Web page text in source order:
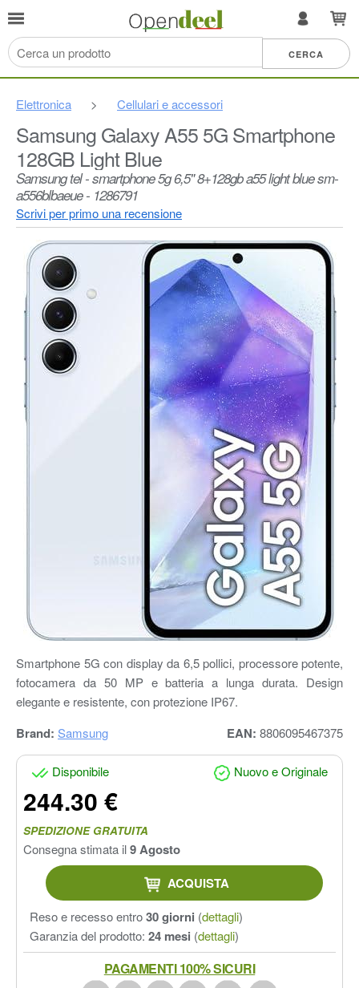
Elettronica > Cellulari e accessori
Samsung Galaxy A55 5G Smartphone
128GB Light Blue
Samsung tel - smartphone 5g 6,5" 8+128gb a55 light blue sm-
a556blbaeue - 1286791
Scrivi per primo una recensione
Smartphone 5G con display da 6,5 pollici, processore potente,
fotocamera da 50 MP e batteria a lunga durata. Design
elegante e resistente, con protezione IP67.
Brand: Samsung EAN: 8806095467375
Disponibile Nuovo e Originale
244.30 €
SPEDIZIONE GRATUITA
Consegna stimata il9 Agosto
ACQUISTA
Reso e recesso entro30 giorni (dettagli)
Garanzia del prodotto: 24 mesi (dettagli)
PAGAMENTI 100% SICURI